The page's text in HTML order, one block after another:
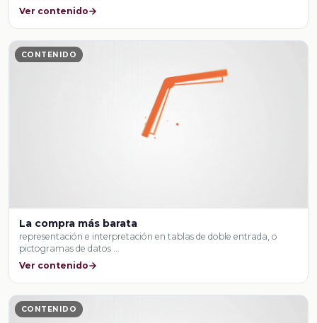
Ver contenido
CONTENIDO
La compra más barata
representación e interpretación en tablas de doble entrada, o
pictogramas de datos …
Ver contenido
CONTENIDO